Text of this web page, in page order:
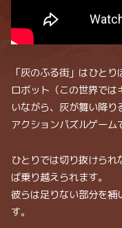
「灰のふる街」はひと
ロボット（この世界で
いながら、灰が舞い降り
アクションパズルゲーム
ひとりでは切り抜けら
ば乗り越えられます。
彼らは足りない部分を補
す。